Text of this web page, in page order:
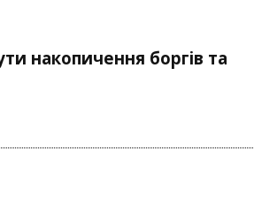
накопичення боргів та